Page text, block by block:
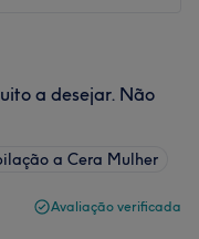
a desejar. Não
a Cera Mulher
Avaliação verificada